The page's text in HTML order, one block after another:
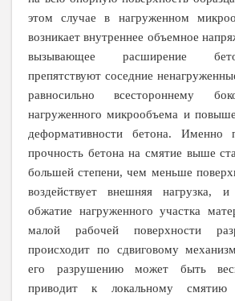
этом случае в нагруженном
возникает внутреннее объемное
вызывающее расширение
препятствуют соседние
равносильно всестороннему
нагруженного микрообъема и
деформативности бетона. Именно
прочность бетона на смятие выше
большей степени, чем меньше
воздействует внешняя нагрузка,
обжатие нагруженного участка
малой рабочей поверхности
происходит по сдвиговому
его разрушению может быть
приводит к локальному смятию